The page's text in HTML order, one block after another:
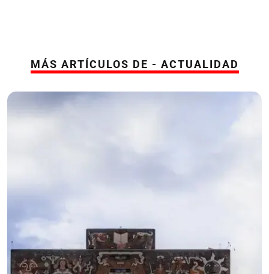
MÁS ARTÍCULOS DE - ACTUALIDAD